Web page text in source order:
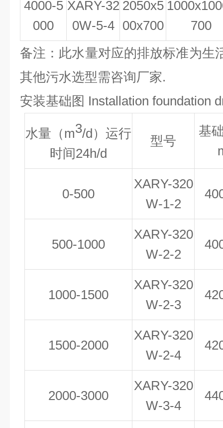
4000-5
000
XARY-32
0W-5-4
2050x5
00x700
700
备注：此水量对应的排放标准为生
其他污水选型需咨询厂家.
安装基础图 Installation foundation
水量（m3/d）运行
时间24h/d
型号
基
0-500
XARY-320
W-1-2
500-1000
XARY-320
W-2-2
1000-1500
XARY-320
W-2-3
42
1500-2000
XARY-320
W-2-4
2000-3000
XARY-320
W-3-4